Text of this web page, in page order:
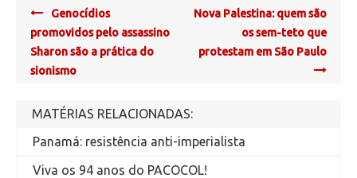
Post
navigation
Genocídios
promovidos pelo assassino
Sharon são a prática do
sionismo
Nova Palestina: quem são
os sem-teto que
protestam em São Paulo
MATÉRIAS RELACIONADAS:
Panamá: resistência anti-imperialista
Viva os 94 anos do PACOCOL!